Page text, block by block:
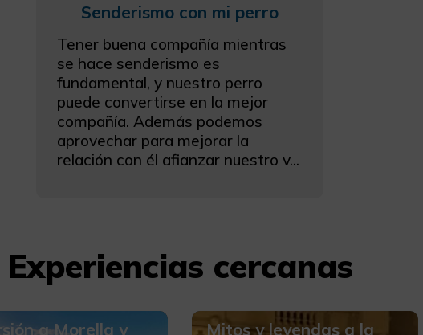
Senderismo con mi perro
Tener buena compañía mientras
se hace senderismo es
fundamental, y nuestro perro
puede convertirse en la mejor
compañía. Además podemos
aprovechar para mejorar la
relación con él afianzar nuestro v...
Experiencias cercanas
a Morella y Mitos y leyendas a la